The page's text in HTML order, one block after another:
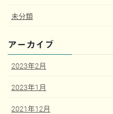
未分類
アーカイブ
2023年2月
2023年1月
2021年12月